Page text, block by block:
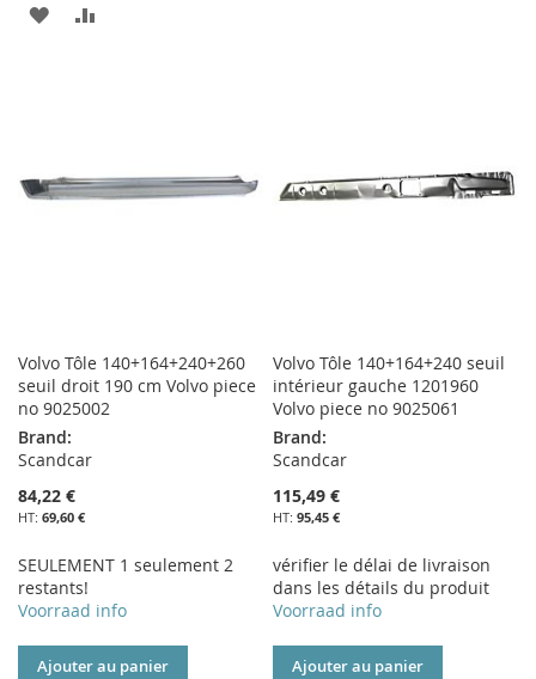
AJOUTER
D’ENVIE
Volvo Tôle 140+164+240+260
seuil droit 190 cm Volvo piece
no 9025002
Brand:
Scandcar
84,22 €
69,60 €
SEULEMENT 1 seulement 2
restants!
Voorraad info
Ajouter au panier
Volvo Tôle 140+164+240 seuil
intérieur gauche 1201960
Volvo piece no 9025061
Brand:
Scandcar
115,49 €
95,45 €
vérifier le délai de livraison
dans les détails du produit
Voorraad info
Ajouter au panier